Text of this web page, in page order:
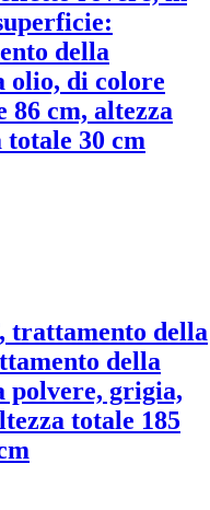
della
olio, di colore
86 cm, altezza
30 cm
trattamento della
della
polvere, grigia,
totale 185